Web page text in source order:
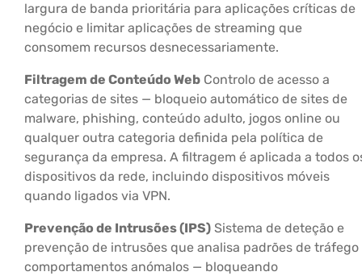
largura de banda prioritária para aplicações críticas de
negócio e limitar aplicações de streaming que
consomem recursos desnecessariamente.
Filtragem de Conteúdo Web Controlo de acesso a
categorias de sites — bloqueio automático de sites de
malware, phishing, conteúdo adulto, jogos online ou
qualquer outra categoria definida pela política de
segurança da empresa. A filtragem é aplicada a todos
dispositivos da rede, incluindo dispositivos móveis
quando ligados via VPN.
Prevenção de Intrusões (IPS) Sistema de deteção e
prevenção de intrusões que analisa padrões de tráfego
comportamentos anómalos — bloqueando